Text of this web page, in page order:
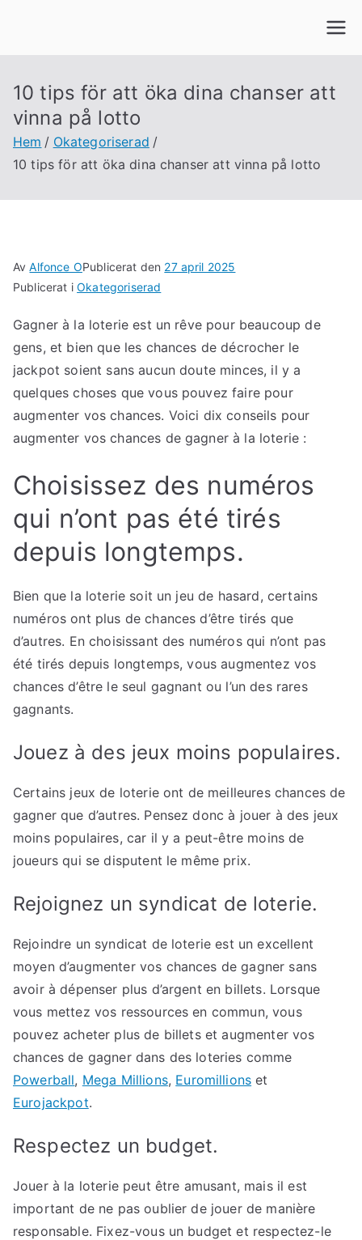
10 tips för att öka dina chanser att
vinna på lotto
Hem
Okategoriserad
10 tips för att öka dina chanser att vinna på lotto
AvAlfonce OPublicerat den 27 april 2025
Publicerat iOkategoriserad
Gagner à la loterie est un rêve pour beaucoup de
gens, et bien que les chances de décrocher le
jackpot soient sans aucun doute minces, il y a
quelques choses que vous pouvez faire pour
augmenter vos chances. Voici dix conseils pour
augmenter vos chances de gagner à la loterie :
Choisissez des numéros
qui n’ont pas été tirés
depuis longtemps.
Bien que la loterie soit un jeu de hasard, certains
numéros ont plus de chances d’être tirés que
d’autres. En choisissant des numéros qui n’ont pas
été tirés depuis longtemps, vous augmentez vos
chances d’être le seul gagnant ou l’un des rares
gagnants.
Jouez à des jeux moins populaires.
Certains jeux de loterie ont de meilleures chances de
gagner que d’autres. Pensez donc à jouer à des jeux
moins populaires, car il y a peut-être moins de
joueurs qui se disputent le même prix.
Rejoignez un syndicat de loterie.
Rejoindre un syndicat de loterie est un excellent
moyen d’augmenter vos chances de gagner sans
avoir à dépenser plus d’argent en billets. Lorsque
vous mettez vos ressources en commun, vous
pouvez acheter plus de billets et augmenter vos
chances de gagner dans des loteries comme
Powerball, Mega Millions, Euromillions et
Eurojackpot.
Respectez un budget.
Jouer à la loterie peut être amusant, mais il est
important de ne pas oublier de jouer de manière
responsable. Fixez-vous un budget et respectez-le